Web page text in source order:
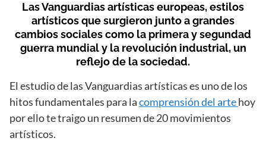
Las Vanguardias artísticas europeas, estilos
artísticos que surgieron junto a grandes
cambios sociales como la primera y segundad
guerra mundial y la revolución industrial, un
reflejo de la sociedad.
El estudio de las Vanguardias artísticas es uno de los
hitos fundamentales para lacomprensión del artehoy
por ello te traigo un resumen de 20 movimientos
artísticos.